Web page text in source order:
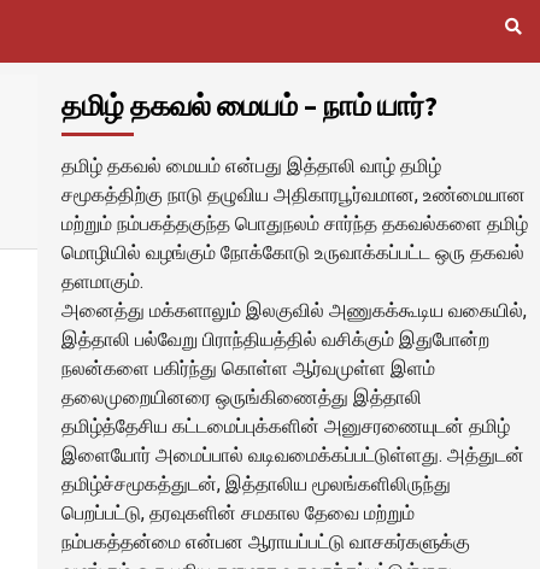
தமிழ் தகவல் மையம் – நாம் யார்?
தமிழ் தகவல் மையம் என்பது இத்தாலி வாழ் தமிழ்
சமூகத்திற்கு நாடு தழுவிய அதிகாரபூர்வமான, உண்மையான
மற்றும் நம்பகத்தகுந்த பொதுநலம் சார்ந்த தகவல்களை தமிழ்
மொழியில் வழங்கும் நோக்கோடு உருவாக்கப்பட்ட ஒரு தகவல்
தளமாகும்.
அனைத்து மக்களாலும் இலகுவில் அணுகக்கூடிய வகையில்,
இத்தாலி பல்வேறு பிராந்தியத்தில் வசிக்கும் இதுபோன்ற
நலன்களை பகிர்ந்து கொள்ள ஆர்வமுள்ள இளம்
தலைமுறையினரை ஒருங்கிணைத்து இத்தாலி
தமிழ்த்தேசிய கட்டமைப்புக்களின் அனுசரணையுடன் தமிழ்
இளையோர் அமைப்பால் வடிவமைக்கப்பட்டுள்ளது. அத்துடன்
தமிழ்ச்சமூகத்துடன், இத்தாலிய மூலங்களிலிருந்து
பெறப்பட்டு, தரவுகளின் சமகால தேவை மற்றும்
நம்பகத்தன்மை என்பன ஆராயப்பட்டு வாசகர்களுக்கு